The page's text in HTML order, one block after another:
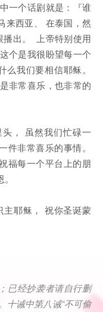
一个话剧就是：『谁
来西亚、 在泰国，然
播出。 上帝特别使用
个是我很盼望每一个
我们要相信耶稣。
非常喜乐，也非常的
， 虽然我们忙碌一
件非常喜乐的事情。
福每一个平台上的朋
耶稣， 祝你圣诞蒙
已经抄袭者请自行删
十诫中第八诫“不可偷